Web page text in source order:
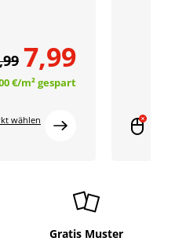
7,99
€/m²gespart
wählen
Gratis Muster